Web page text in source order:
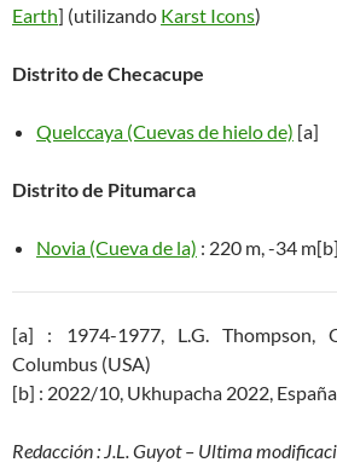
Earth] (utilizando Karst Icons)
Distrito de Checacupe
Quelccaya (Cuevas de hielo de) [a]
Distrito de Pitumarca
Novia (Cueva de la) : 220 m, -34 m[b]
[a] : 1974-1977, L.G. Thompson,
Columbus (USA)
[b] : 2022/10, Ukhupacha 2022, España
Redacción : J.L. Guyot – Ultima